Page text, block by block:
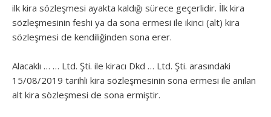
ilk kira sözleşmesi ayakta kaldığı sürece geçerlidir. İlk kira
sözleşmesinin feshi ya da sona ermesi ile ikinci (alt) kira
sözleşmesi de kendiliğinden sona erer.
Alacaklı … … Ltd. Şti. ile kiracı Dkd … Ltd. Şti. arasındaki
15/08/2019 tarihli kira sözleşmesinin sona ermesi ile anılan
alt kira sözleşmesi de sona ermiştir.